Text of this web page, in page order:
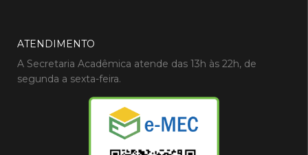
ATENDIMENTO
A Secretaria Acadêmica atende das 13h às 22h, de
segunda a sexta-feira.